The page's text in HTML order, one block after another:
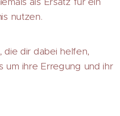
nutzen.
die dir dabei helfen,
um ihre Erregung und ihr